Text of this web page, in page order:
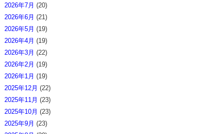
2026年7月 (20)
2026年6月 (21)
2026年5月 (19)
2026年4月 (19)
2026年3月 (22)
2026年2月 (19)
2026年1月 (19)
2025年12月 (22)
2025年11月 (23)
2025年10月 (23)
2025年9月 (23)